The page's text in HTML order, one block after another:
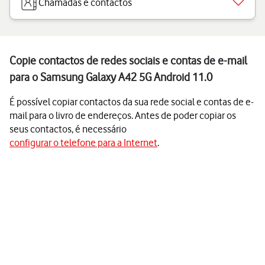
Chamadas e contactos
Copie contactos de redes sociais e contas de e-mail
para o Samsung Galaxy A42 5G Android 11.0
É possível copiar contactos da sua rede social e contas de e-
mail para o livro de endereços. Antes de poder copiar os
seus contactos, é necessário
configurar o telefone para a Internet.